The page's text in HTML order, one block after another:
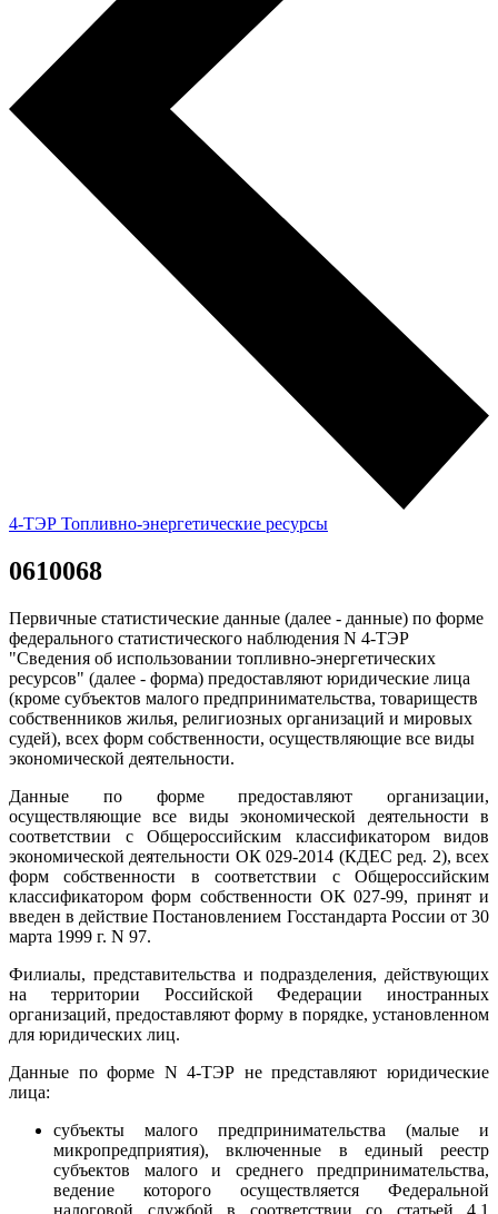
4-ТЭР Топливно-энергетические ресурсы
0610068
Первичные статистические данные (далее - данные) по форме
федерального статистического наблюдения N 4-ТЭР
"Сведения об использовании топливно-энергетических
ресурсов" (далее - форма) предоставляют юридические лица
(кроме субъектов малого предпринимательства, товариществ
собственников жилья, религиозных организаций и мировых
судей), всех форм собственности, осуществляющие все виды
экономической деятельности.
Данные по форме предоставляют организации,
осуществляющие все виды экономической деятельности в
соответствии с Общероссийским классификатором видов
экономической деятельности ОК 029-2014 (КДЕС ред. 2), всех
форм собственности в соответствии с Общероссийским
классификатором форм собственности ОК 027-99, принят и
введен в действие Постановлением Госстандарта России от 30
марта 1999 г. N 97.
Филиалы, представительства и подразделения, действующих
на территории Российской Федерации иностранных
организаций, предоставляют форму в порядке, установленном
для юридических лиц.
Данные по форме N 4-ТЭР не представляют юридические
лица:
субъекты малого предпринимательства (малые и
микропредприятия), включенные в единый реестр
субъектов малого и среднего предпринимательства,
ведение которого осуществляется Федеральной
налоговой службой в соответствии со статьей 4.1